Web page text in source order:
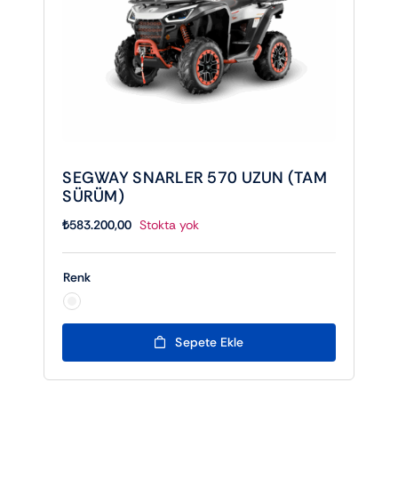
SEGWAY SNARLER 570 UZUN (TAM
SÜRÜM)
₺583.200,00 Stokta yok
Renk
Sepete Ekle